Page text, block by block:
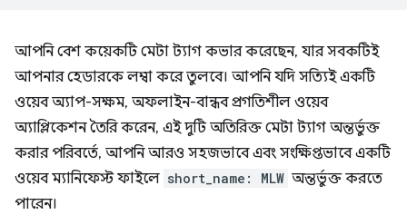
আপনি বেশ কয়েকটি মেটা ট্যাগ কভার করেছেন, যার সবকটিই
আপনার হেডারকে লম্বা করে তুলবে। আপনি যদি সত্যিই একটি
ওয়েব অ্যাপ-সক্ষম, অফলাইন-বান্ধব প্রগতিশীল ওয়েব
অ্যাপ্লিকেশন তৈরি করেন, এই দুটি অতিরিক্ত মেটা ট্যাগ অন্তর্ভুক্ত
করার পরিবর্তে, আপনি আরও সহজভাবে এবং সংক্ষিপ্তভাবে একটি
ওয়েব ম্যানিফেস্ট ফাইলে short_name: MLW অন্তর্ভুক্ত করতে
পারেন।